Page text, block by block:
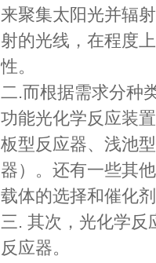
来聚集太阳光并辐
射的光线，在程度
性。
二.而根据需求分种
功能光化学反应装
板型反应器、浅池
器）。还有一些其
载体的选择和催化
三. 其次，光化学反
反应器。